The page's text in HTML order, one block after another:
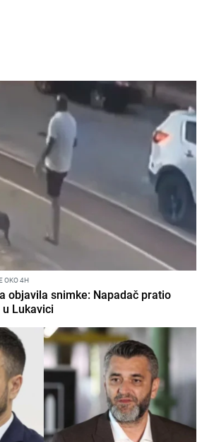
OKO 4H
objavila snimke: Napadač pratio
Lukavici